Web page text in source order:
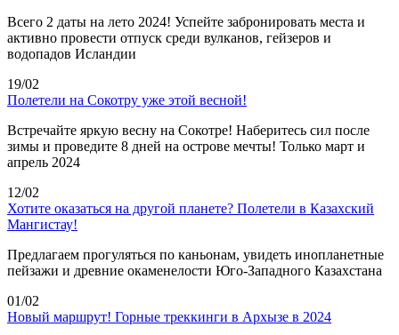
Всего 2 даты на лето 2024! Успейте забронировать места и
активно провести отпуск среди вулканов, гейзеров и
водопадов Исландии
19/02
Полетели на Сокотру уже этой весной!
Встречайте яркую весну на Сокотре! Наберитесь сил после
зимы и проведите 8 дней на острове мечты! Только март и
апрель 2024
12/02
Хотите оказаться на другой планете? Полетели в Казахский
Мангистау!
Предлагаем прогуляться по каньонам, увидеть инопланетные
пейзажи и древние окаменелости Юго-Западного Казахстана
01/02
Новый маршрут! Горные треккинги в Архызе в 2024